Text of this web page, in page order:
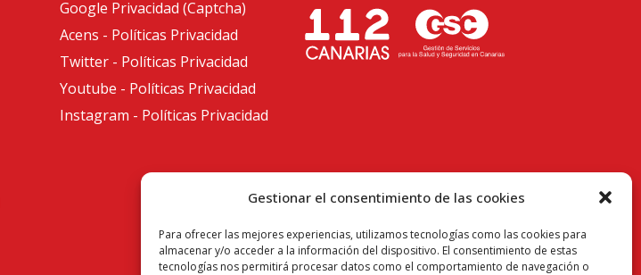
Gestionar el consentimiento de las cookies
Para ofrecer las mejores experiencias, utilizamos tecnologías como las cookies para
almacenar y/o acceder a la información del dispositivo. El consentimiento de estas
tecnologías nos permitirá procesar datos como el comportamiento de navegación o
Google Privacidad (Captcha)
Acens - Políticas Privacidad
Twitter - Políticas Privacidad
Youtube - Políticas Privacidad
Instagram - Políticas Privacidad